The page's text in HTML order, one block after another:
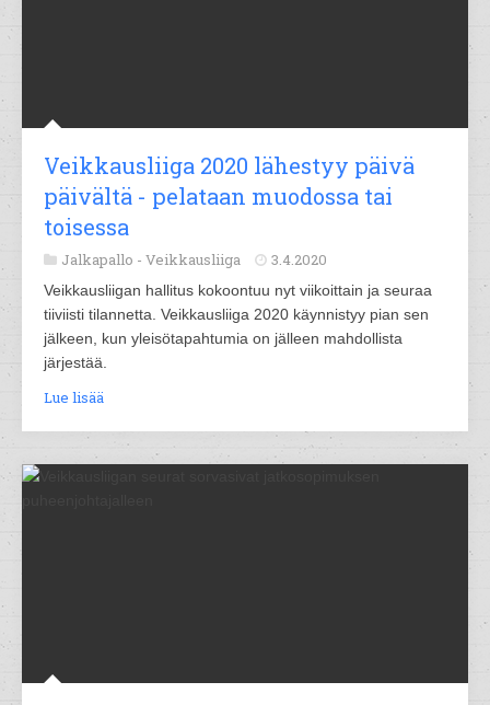
Veikkausliiga 2020 lähestyy päivä
päivältä - pelataan muodossa tai
toisessa
Jalkapallo - Veikkausliiga 3.4.2020
Veikkausliigan hallitus kokoontuu nyt viikoittain ja seuraa
tiiviisti tilannetta. Veikkausliiga 2020 käynnistyy pian sen
jälkeen, kun yleisötapahtumia on jälleen mahdollista
järjestää.
Lue lisää